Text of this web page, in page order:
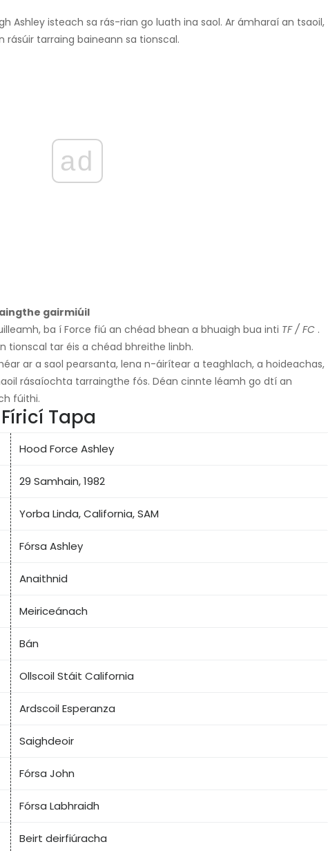
Ashley isteach sa rás-rian go luath ina saol. Ar ámharaí an tsaoil,
tarraing baineann sa tionscal.
ad
gairmiúil
ba í Force fiú an chéad bhean a bhuaigh bua inti TF / FC .
tionscal tar éis a chéad bhreithe linbh.
ar a saol pearsanta, lena n-áirítear a teaghlach, a hoideachas,
​​rásaíochta tarraingthe fós. Déan cinnte léamh go dtí an
fúithi.
Tapa
Hood Force Ashley
29 Samhain, 1982
Yorba Linda, California, SAM
Fórsa Ashley
Anaithnid
Meiriceánach
Bán
Ollscoil Stáit California
Ardscoil Esperanza
Saighdeoir
Fórsa John
Fórsa Labhraidh
Beirt deirfiúracha